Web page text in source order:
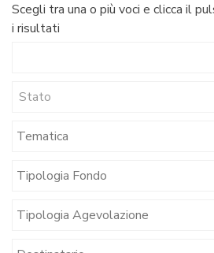
Scegli tra una o più voci e clicca il
i risultati
Stato